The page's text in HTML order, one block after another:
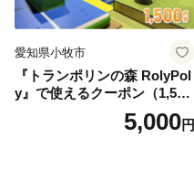
愛知県小牧市
『トランポリンの森 RolyPol
y』で使えるクーポン（1,500
5,000円